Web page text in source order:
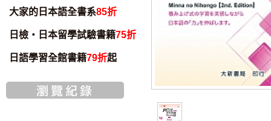
大家的日本語全書系85折
日檢・日本留學試驗書籍75折
日語學習全館書籍79折起